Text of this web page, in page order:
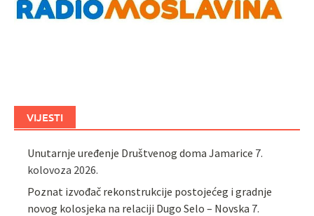
VIJESTI
Unutarnje uređenje Društvenog doma Jamarice 7.
kolovoza 2026.
Poznat izvođač rekonstrukcije postojećeg i gradnje
novog kolosjeka na relaciji Dugo Selo – Novska 7.